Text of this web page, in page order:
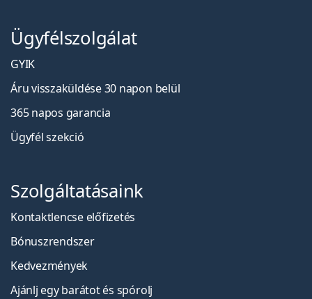
Ügyfélszolgálat
GYIK
Áru visszaküldése 30 napon belül
365 napos garancia
Ügyfél szekció
Szolgáltatásaink
Kontaktlencse előfizetés
Bónuszrendszer
Kedvezmények
Ajánlj egy barátot és spórolj